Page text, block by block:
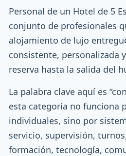
Personal de un Hotel de 5
conjunto de profesionales
alojamiento de lujo
consistente, personalizada
reserva hasta la salida del
La palabra clave aquí es
esta categoría no funciona
individuales, sino por
servicio, supervisión,
formación, tecnología,